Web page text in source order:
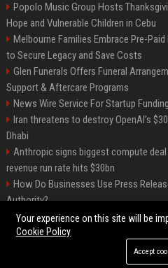
Popolo Music Group Hosts
Hope and Vulnerable Children in Cebu
Melbourne Families Embrace Pre-
to Secure Legacy and Save Costs
Glen Funerals Offers Funeral
Support & Aftercare Programs
News Wire Service For Startup
Iran threatens to destroy OpenAI’s
Dhabi
Anthropic signs biggest compute
revenue run rate hits $30bn
How Do Businesses Use Press
Authority?
Vibe coding is flooding Apple’s App
©2026 BIP Charlotte.
Your experience on this site will be
Cookie Policy
Accept